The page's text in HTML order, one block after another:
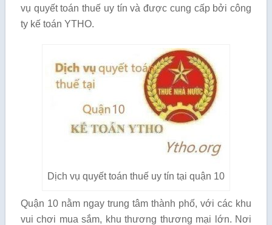
vụ quyết toán thuế uy tín và được cung cấp bởi công
ty kế toán YTHO.
Dịch vụ quyết toán thuế uy tín tại quận 10
Quận 10 nằm ngay trung tâm thành phố, với các khu
vui chơi mua sắm, khu thương thương mại lớn. Nơi